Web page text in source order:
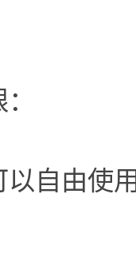
以自由使